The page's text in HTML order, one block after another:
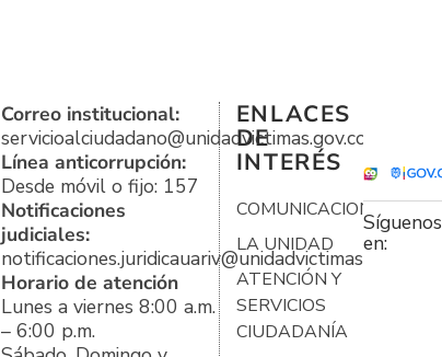
Correo institucional:
servicioalciudadano@unidadvictimas.gov.co
Línea anticorrupción:
Desde móvil o fijo: 157
Notificaciones
judiciales:
notificaciones.juridicauariv@unidadvictimas.gov.co
Horario de atención
Lunes a viernes 8:00 a.m.
– 6:00 p.m.
ENLACES
DE
INTERÉS
COMUNICACIONES
LA UNIDAD
ATENCIÓN Y
SERVICIOS
CIUDADANÍA
Síguenos
en: